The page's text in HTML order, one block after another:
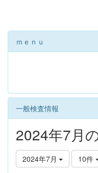
ｍｅｎｕ
一般検査情報
2024年7月
2024年7月 10件